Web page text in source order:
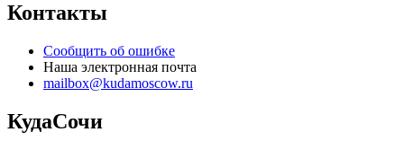
Контакты
Сообщить об ошибке
Наша электронная почта
mailbox@kudamoscow.ru
КудаСочи